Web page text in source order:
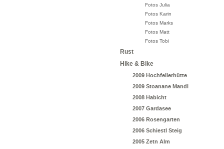
Fotos Julia
Fotos Karin
Fotos Marks
Fotos Matt
Fotos Tobi
Rust
Hike & Bike
2009 Hochfeilerhütte
2009 Stoanane Mandl
2008 Habicht
2007 Gardasee
2006 Rosengarten
2006 Schiestl Steig
2005 Zetn Alm